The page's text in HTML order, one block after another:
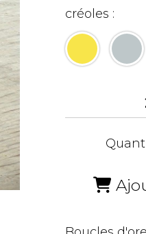
créoles :